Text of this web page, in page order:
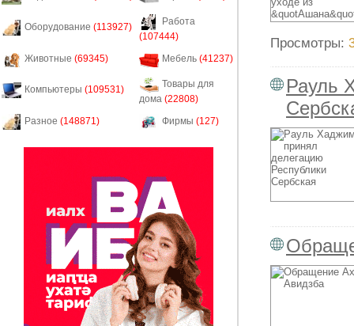
Оборудование (113927)
Работа
(107444)
Животные (69345) Мебель (41237)
Компьютеры (109531)
Товары для
дома (22808)
Разное (148871) Фирмы (127)
Просмотры:
Рауль